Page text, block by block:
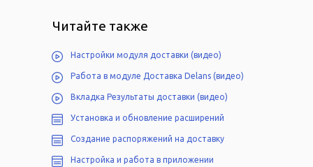
Читайте также
Настройки модуля доставки (видео)
Работа в модуле Доставка Delans (видео)
Создание распоряжений на доставку
Вкладка Результаты доставки (видео)
Настройка и работа в приложении
Установка и обновление расширений